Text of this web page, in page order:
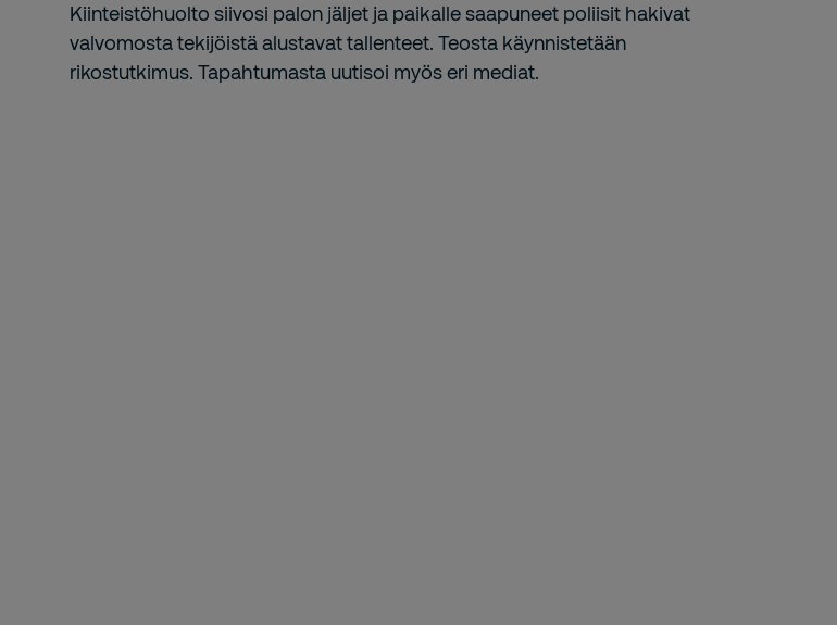
Kiinteistöhuolto siivosi palon jäljet ja paikalle saapuneet poliisit hakivat
valvomosta tekijöistä alustavat tallenteet. Teosta käynnistetään
rikostutkimus. Tapahtumasta uutisoi myös eri mediat.